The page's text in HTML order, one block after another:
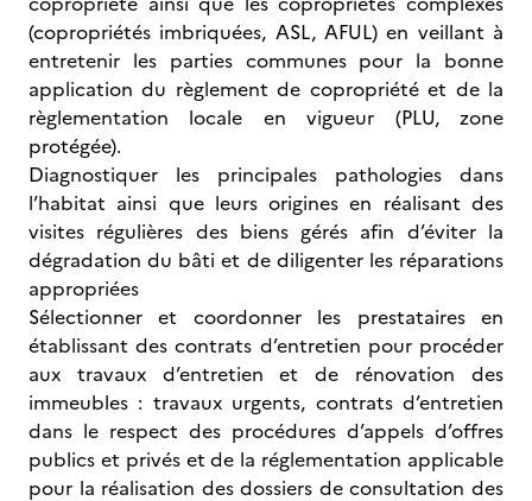
(copropriétés imbriquées, ASL, AFUL) en veillant à
entretenir les parties communes pour la bonne
application du règlement de copropriété et de la
règlementation locale en vigueur (PLU, zone
protégée).
Diagnostiquer les principales pathologies dans
l’habitat ainsi que leurs origines en réalisant des
visites régulières des biens gérés afin d’éviter la
dégradation du bâti et de diligenter les réparations
appropriées
Sélectionner et coordonner les prestataires en
établissant des contrats d’entretien pour procéder
aux travaux d’entretien et de rénovation des
immeubles : travaux urgents, contrats d’entretien
dans le respect des procédures d’appels d’offres
publics et privés et de la réglementation applicable
pour la réalisation des dossiers de consultation des